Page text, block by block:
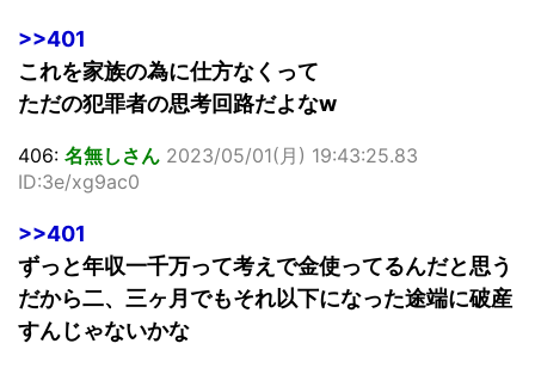
>>401
これを家族の為に仕方なくって
ただの犯罪者の思考回路だよなw
406: 名無しさん 2023/05/01(月) 19:43:25.83
ID:3e/xg9ac0
>>401
ずっと年収一千万って考えで金使ってるんだと思う
だから二、三ヶ月でもそれ以下になった途端に破産
すんじゃないかな